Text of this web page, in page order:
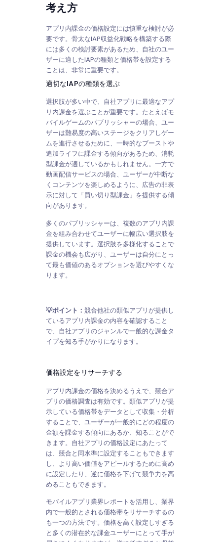
考え方
アプリ内課金の価格設定には慎重な検討が必
要です。骨太なIAP収益化戦略を構築する際
には多くの検討要素があるため、自社のユー
ザーに適したIAPの種類と価格帯を設定する
ことは、非常に重要です。
適切なIAPの種類を選ぶ
選択肢が多い中で、自社アプリに最適なアプ
リ内課金を選ぶことが重要です。たとえばモ
バイルゲームのパブリッシャーの場合、ユー
ザーは難易度の高いステージをクリアしゲー
ムを進行させるために、一時的なブーストや
追加ライフに課金する傾向があるため、消耗
型課金が適しているかもしれません。一方で
動画配信サービスの場合、ユーザーが中断な
くコンテンツを楽しめるように、広告の非表
示に対して「買い切り型課金」を提供する傾
向があります。
多くのパブリッシャーは、複数のアプリ内課
金を組み合わせてユーザーに幅広い選択肢を
提供しています。選択肢を多様化することで
課金の機会も広がり、ユーザーは自分にとっ
て最も価値のあるオプションを選びやすくな
ります。
💡ポイント： 競合他社の類似アプリが提供し
ているアプリ内課金の内容を確認すること
で、自社アプリのジャンルで一般的な課金タ
イプを知る手がかりになります。
価格設定をリサーチする
アプリ内課金の価格を決めるうえで、競合ア
プリの価格調査は有効です。類似アプリが提
示している価格帯をデータとして収集・分析
することで、ユーザーが一般的にどの程度の
金額を課金する傾向にあるか、知ることがで
きます。自社アプリの価格設定にあたって
は、競合と同水準に設定することもできます
し、より高い価値をアピールするために高め
に設定したり、逆に価格を下げて競争力を高
めることもできます。
モバイルアプリ業界レポートを活用し、業界
内で一般的とされる価格帯をリサーチするの
も一つの方法です。価格を高く設定しすぎる
と多くの潜在的な課金ユーザーにとって手が